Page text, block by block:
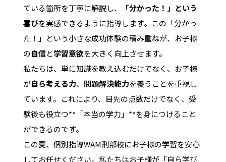
ている箇所を丁寧に解説し、
「分かった！」という
喜びを実感できるように指導します。この「分かっ
た！」という小さな成功体験の積み重ねが、お子様
の自信と学習意欲を大きく向上させます。
私たちは、単に知識を教え込むだけでなく、お子様
が自ら考える力、 問題解決能力を養うことを重視し
ています。これにより、目先の点数だけでなく、受
験後も役立つ**「本当の学力」**を身につけること
ができるのです。
この夏、個別指導WAM刑部校にお子様の学習を安心
してお任せください。私たちはお子様が「自ら学び